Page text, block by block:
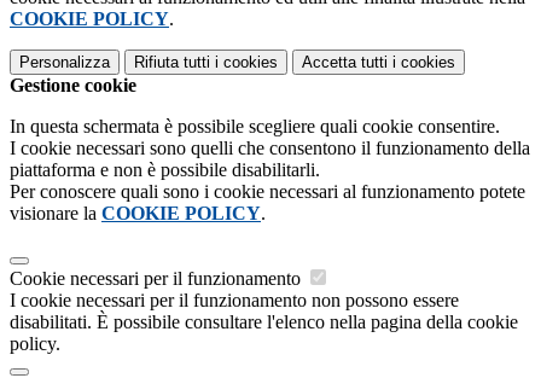
COOKIE POLICY.
Personalizza Rifiuta tutti i cookies Accetta tutti i cookies
Gestione cookie
In questa schermata è possibile scegliere quali cookie consentire.
I cookie necessari sono quelli che consentono il funzionamento della
piattaforma e non è possibile disabilitarli.
Per conoscere quali sono i cookie necessari al funzionamento potete
visionare la COOKIE POLICY.
Cookie necessari per il funzionamento
I cookie necessari per il funzionamento non possono essere
disabilitati. È possibile consultare l'elenco nella pagina della cookie
policy.